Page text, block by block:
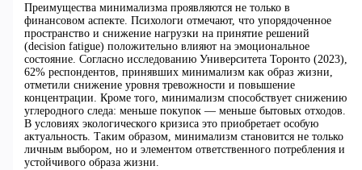
Преимущества минимализма проявляются не только в
финансовом аспекте. Психологи отмечают, что упорядоченное
пространство и снижение нагрузки на принятие решений
(decision fatigue) положительно влияют на эмоциональное
состояние. Согласно исследованию Университета Торонто (2023),
62% респондентов, принявших минимализм как образ жизни,
отметили снижение уровня тревожности и повышение
концентрации. Кроме того, минимализм способствует снижению
углеродного следа: меньше покупок — меньше бытовых отходов.
В условиях экологического кризиса это приобретает особую
актуальность. Таким образом, минимализм становится не только
личным выбором, но и элементом ответственного потребления и
устойчивого образа жизни.